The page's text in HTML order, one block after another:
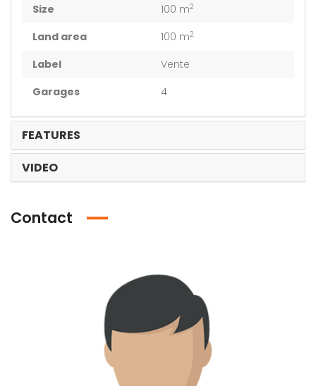
Size
100 m2
Land area 100 m2
Label
Vente
Garages
4
FEATURES
VIDEO
Contact